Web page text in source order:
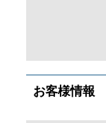
お客様情報